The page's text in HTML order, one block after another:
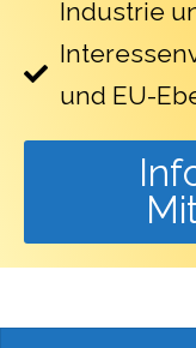
Industrie
und EU-